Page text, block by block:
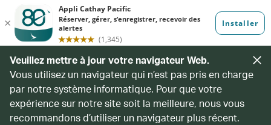
Veuillez mettre à jour votre navigateur Web.
Vous utilisez un navigateur qui n’est pas pris en charge
par notre système informatique. Pour que votre
expérience sur notre site soit la meilleure, nous vous
recommandons d’utiliser un navigateur plus récent.